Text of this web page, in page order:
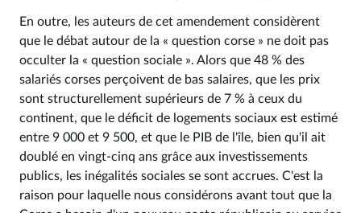
En outre, les auteurs de cet amendement considèrent
que le débat autour de la « question corse » ne doit pas
occulter la « question sociale ». Alors que 48 % des
salariés corses perçoivent de bas salaires, que les prix
sont structurellement supérieurs de 7 % à ceux du
continent, que le déficit de logements sociaux est estimé
entre 9 000 et 9 500, et que le PIB de l'île, bien qu'il ait
doublé en vingt-cinq ans grâce aux investissements
publics, les inégalités sociales se sont accrues. C'est la
raison pour laquelle nous considérons avant tout que la